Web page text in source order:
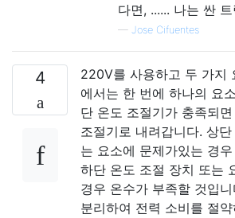
다면, ...... 나는 싼
— Jose Cifuentes
4
220V를 사용하고 두 가지
에서는 한 번에 하나의 요
단 온도 조절기가 충족되
조절기로 내려갑니다. 상
는 요소에 문제가있는 경
하단 온도 조절 장치 또는
경우 온수가 부족할 것입
분리하여 전력 소비를 절